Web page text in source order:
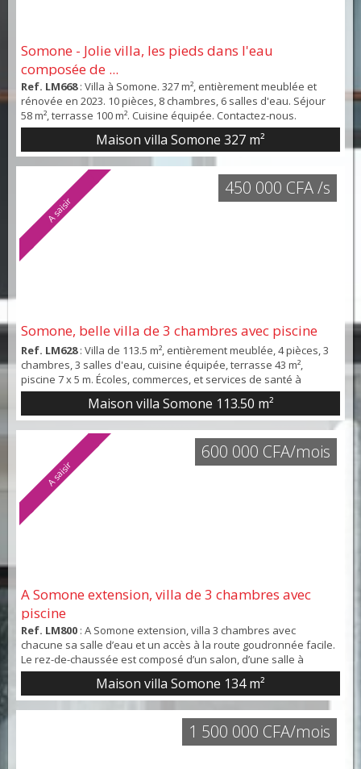
Somone - Jolie villa, les pieds dans l'eau
composée de ...
Ref. LM668: Villa à Somone. 327 m², entièrement meublée et
rénovée en 2023. 10 pièces, 8 chambres, 6 salles d'eau. Séjour
58 m², terrasse 100 m². Cuisine équipée. Contactez-nous.
Maison villa Somone 327 m²
A saisir
Somone, belle villa de 3 chambres avec piscine
Ref. LM628: Villa de 113.5 m², entièrement meublée, 4 pièces, 3
chambres, 3 salles d'eau, cuisine équipée, terrasse 43 m²,
piscine 7 x 5 m. Écoles, commerces, et services de santé à
proximité. Fibre éligible. Somone.
Maison villa Somone 113.50 m²
450 000 CFA /s
A saisir
A Somone extension, villa de 3 chambres avec
piscine
Ref. LM800 : A Somone extension, villa 3 chambres avec
chacune sa salle d’eau et un accès à la route goudronnée facile.
Le rez-de-chaussée est composé d’un salon, d’une salle à
manger, d’une cuisine américaine et d’une chambre climatisée
avec sa salle d’eau. L’étage est composé d’un salon d’agrément
et deux chambres climatisées avec chacune une salle d’eau. Un
espace extérieur d’une bonne grandeur av...
Maison villa Somone 134 m²
600 000 CFA/mois
1 500 000 CFA/mois